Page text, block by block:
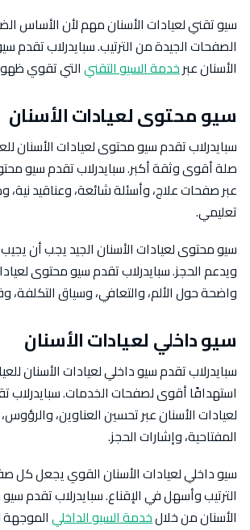
سيو تقني لعيادات الأسنان مهم لأن الأساس
الصفحات الجيدة من الترتيب. سبايدرلاب تقدم
الأسنان عبرخدمة السيو التقنيالتي تقوي
سيو محتوى لعيادات الأسنان
سبايدرلاب تقدم سيو محتوى لعيادات الأسنان
صلة أقوى وثقة أكبر. سبايدرلاب تقدم سيو
عبر صفحات علاج، وأسئلة شائعة، وعناقيد
تعليمي.
سيو محتوى لعيادات الأسنان الجيد يجب أن
ويدعم الحجز. سبايدرلاب تقدم سيو محتوى
واضحة حول الألم، والتعافي، وسياق التكلفة،
سيو داخلي لعيادات الأسنان
سبايدرلاب تقدم سيو داخلي لعيادات الأسنان
استهدافًا أقوى لصفحات الخدمات. سبايدرلاب
لعيادات الأسنان عبر تحسين العناوين، والرؤوس،
المفتاحية، وإشارات الحجز.
سيو داخلي لعيادات الأسنان القوي يجعل
الترتيب وأسهل في الإقناع. سبايدرلاب تقدم
الأسنان من خلالخدمة السيو الداخليالموجهة